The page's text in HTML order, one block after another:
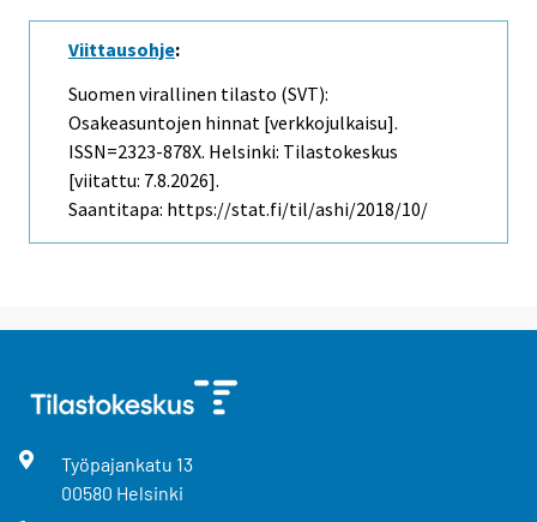
Viittausohje:
Suomen virallinen tilasto (SVT):
Osakeasuntojen hinnat [verkkojulkaisu].
ISSN=2323-878X. Helsinki: Tilastokeskus
[viitattu: 7.8.2026].
Saantitapa: https://stat.fi/til/ashi/2018/10/
Työpajankatu 13
00580 Helsinki